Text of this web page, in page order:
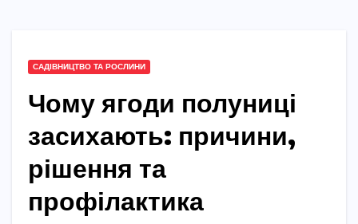
САДІВНИЦТВО ТА РОСЛИНИ
Чому ягоди полуниці
засихають: причини,
рішення та
профілактика